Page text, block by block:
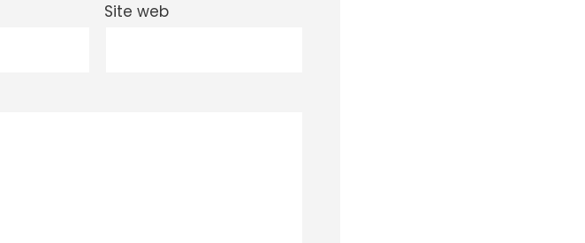
Site web